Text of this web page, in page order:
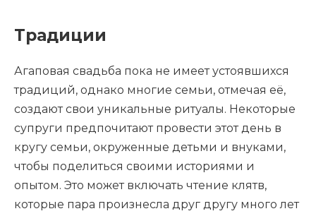
Традиции
Агаповая свадьба пока не имеет устоявшихся
традиций, однако многие семьи, отмечая её,
создают свои уникальные ритуалы. Некоторые
супруги предпочитают провести этот день в
кругу семьи, окруженные детьми и внуками,
чтобы поделиться своими историями и
опытом. Это может включать чтение клятв,
которые пара произнесла друг другу много лет